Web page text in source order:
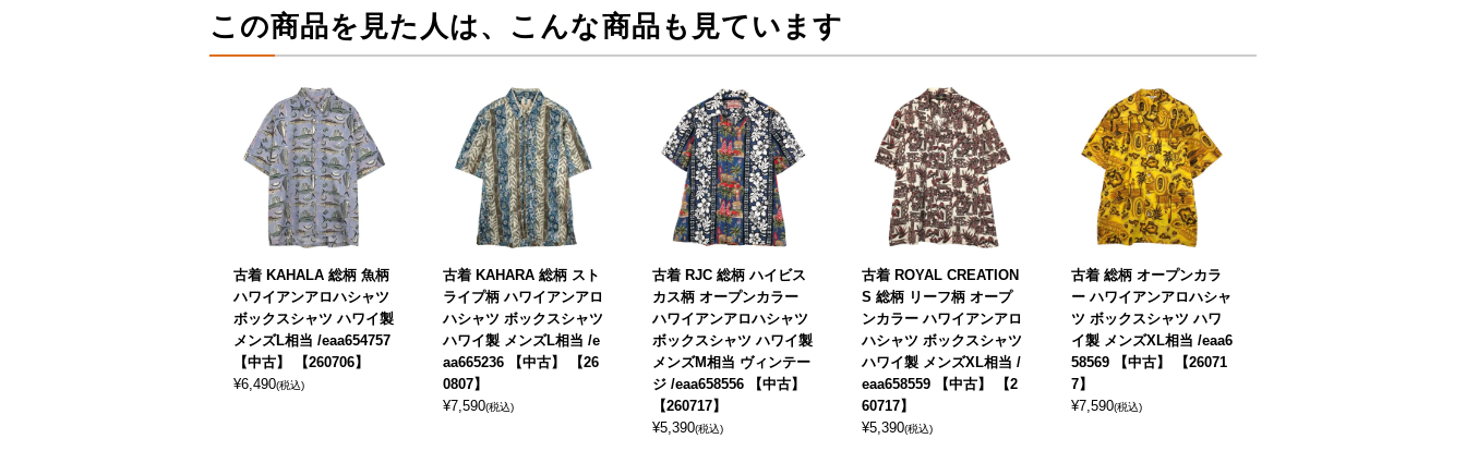
この商品を見た人は、こんな商品も見ています
古着 KAHALA 総柄 魚柄
ハワイアンアロハシャツ
ボックスシャツ ハワイ製
メンズL相当 /eaa654757
【中古】 【260706】
¥6,490(税込)
古着 KAHARA 総柄 スト
ライプ柄 ハワイアンアロ
ハシャツ ボックスシャツ
ハワイ製 メンズL相当 /e
aa665236 【中古】 【26
0807】
¥7,590(税込)
古着 RJC 総柄 ハイビス
カス柄 オープンカラー
ハワイアンアロハシャツ
ボックスシャツ ハワイ製
メンズM相当 ヴィンテー
ジ /eaa658556 【中古】
【260717】
¥5,390(税込)
古着 ROYAL CREATION
S 総柄 リーフ柄 オープ
ンカラー ハワイアンアロ
ハシャツ ボックスシャツ
ハワイ製 メンズXL相当 /
eaa658559 【中古】 【2
60717】
¥5,390(税込)
古着 総柄 オープンカラ
ー ハワイアンアロハシャ
ツ ボックスシャツ ハワ
イ製 メンズXL相当 /eaa6
58569 【中古】 【26071
7】
¥7,590(税込)